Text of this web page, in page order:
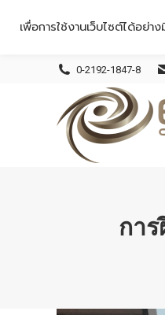
0-2192-1847-8
กา
เพื่อการใช้งานเว็บไซต์ได้อย่า